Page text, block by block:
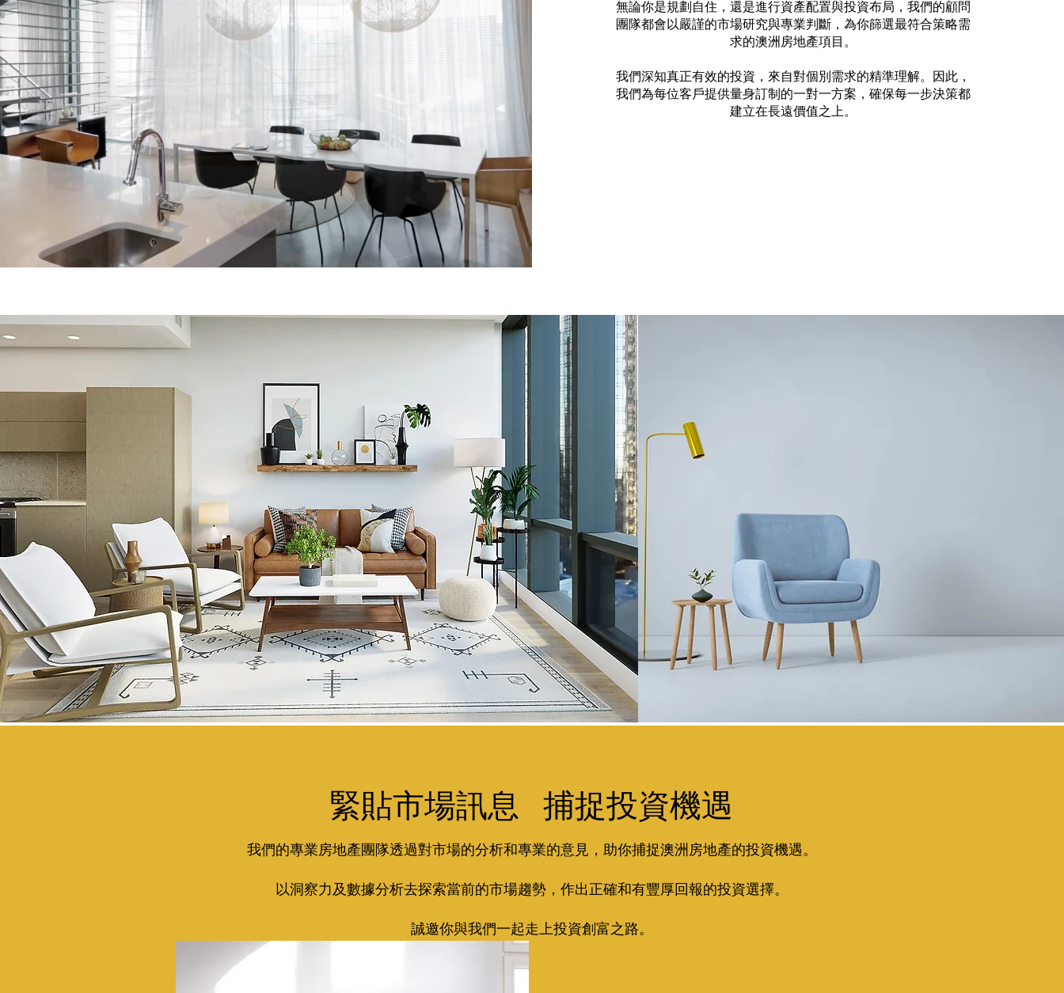
無論你是規劃自住，還是進行資產配置與投資布局，我們的顧問
團隊都會以嚴謹的市場研究與專業判斷，為你篩選最符合策略需
求的澳洲房地產項目。
我們深知真正有效的投資，來自對個別需求的精準理解。因此，
我們為每位客戶提供量身訂制的一對一方案，確保每一步決策都
建立在長遠價值之上。
緊貼市場訊息 捕捉投資機遇
我們的專業房地產團隊透過對市場的分析和專業的意見，助你捕捉澳洲房地產的投資機遇。
以洞察力及數據分析去探索當前的市場趨勢，作出正確和有豐厚回報的投資選擇。
誠邀你與我們一起走上投資創富之路。